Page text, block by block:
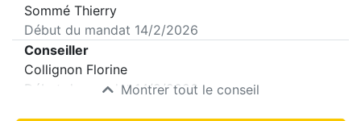
Sommé Thierry
Début du mandat 14/2/2026
Conseiller
Collignon Florine
Début du mandat14/2/2026
Montrer tout le conseil